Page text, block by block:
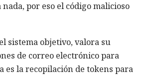
por eso el código malicioso
sistema objetivo, valora su
de correo electrónico para
la recopilación de tokens para